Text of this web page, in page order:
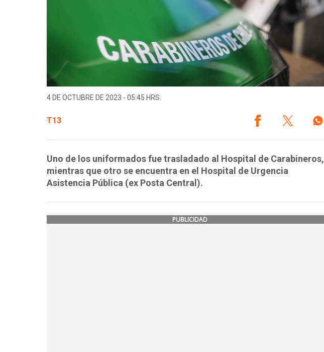
4 DE OCTUBRE DE 2023 - 05:45 HRS.
T13
Uno de los uniformados fue trasladado al Hospital de Carabineros,
mientras que otro se encuentra en el Hospital de Urgencia
Asistencia Pública (ex Posta Central).
PUBLICIDAD